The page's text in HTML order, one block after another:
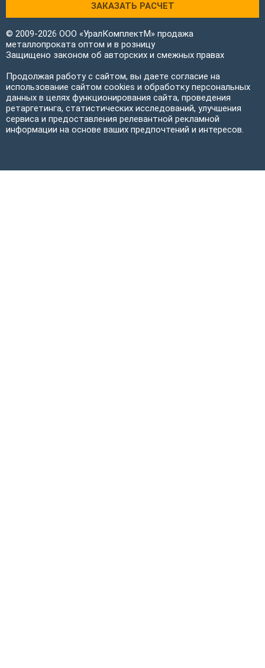
ЗАКАЗАТЬ РАСЧЕТ
© 2009-2026 ООО «УралКомплектМ» продажа
металлопроката оптом и в розницу
Защищено законом об авторских и смежных правах
Продолжая работу с сайтом, вы даете согласие на
использование сайтом cookies и обработку персональных
данных в целях функционирования сайта, проведения
ретаргетинга, статистических исследований, улучшения
сервиса и предоставления релевантной рекламной
информации на основе ваших предпочтений и интересов.